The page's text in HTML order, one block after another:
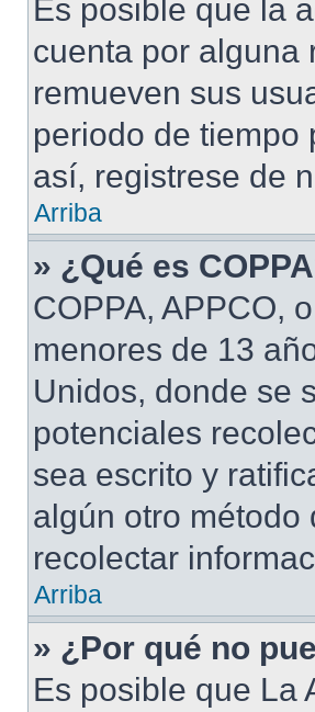
Es posible que la
cuenta por alguna
remueven sus
periodo de tiempo
así, registrese de
Arriba
» ¿Qué es
COPPA, APPCO,
menores de 13
Unidos, donde se
potenciales
sea escrito y
algún otro método
recolectar
Arriba
» ¿Por qué no
Es posible que La